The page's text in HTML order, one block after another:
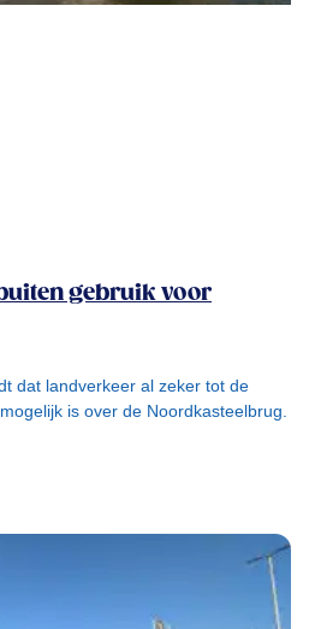
gebruik voor
dat landverkeer al zeker tot de
is over de Noordkasteelbrug.